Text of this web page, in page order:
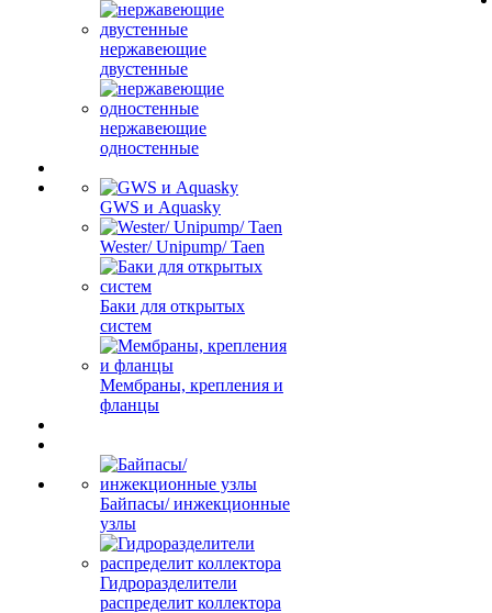
нержавеющие
двустенные
нержавеющие
одностенные
GWS и Aquasky
Wester/ Unipump/ Taen
Баки для открытых
систем
Мембраны, крепления и
фланцы
Байпасы/ инжекционные
узлы
Гидроразделители
распределит коллектора